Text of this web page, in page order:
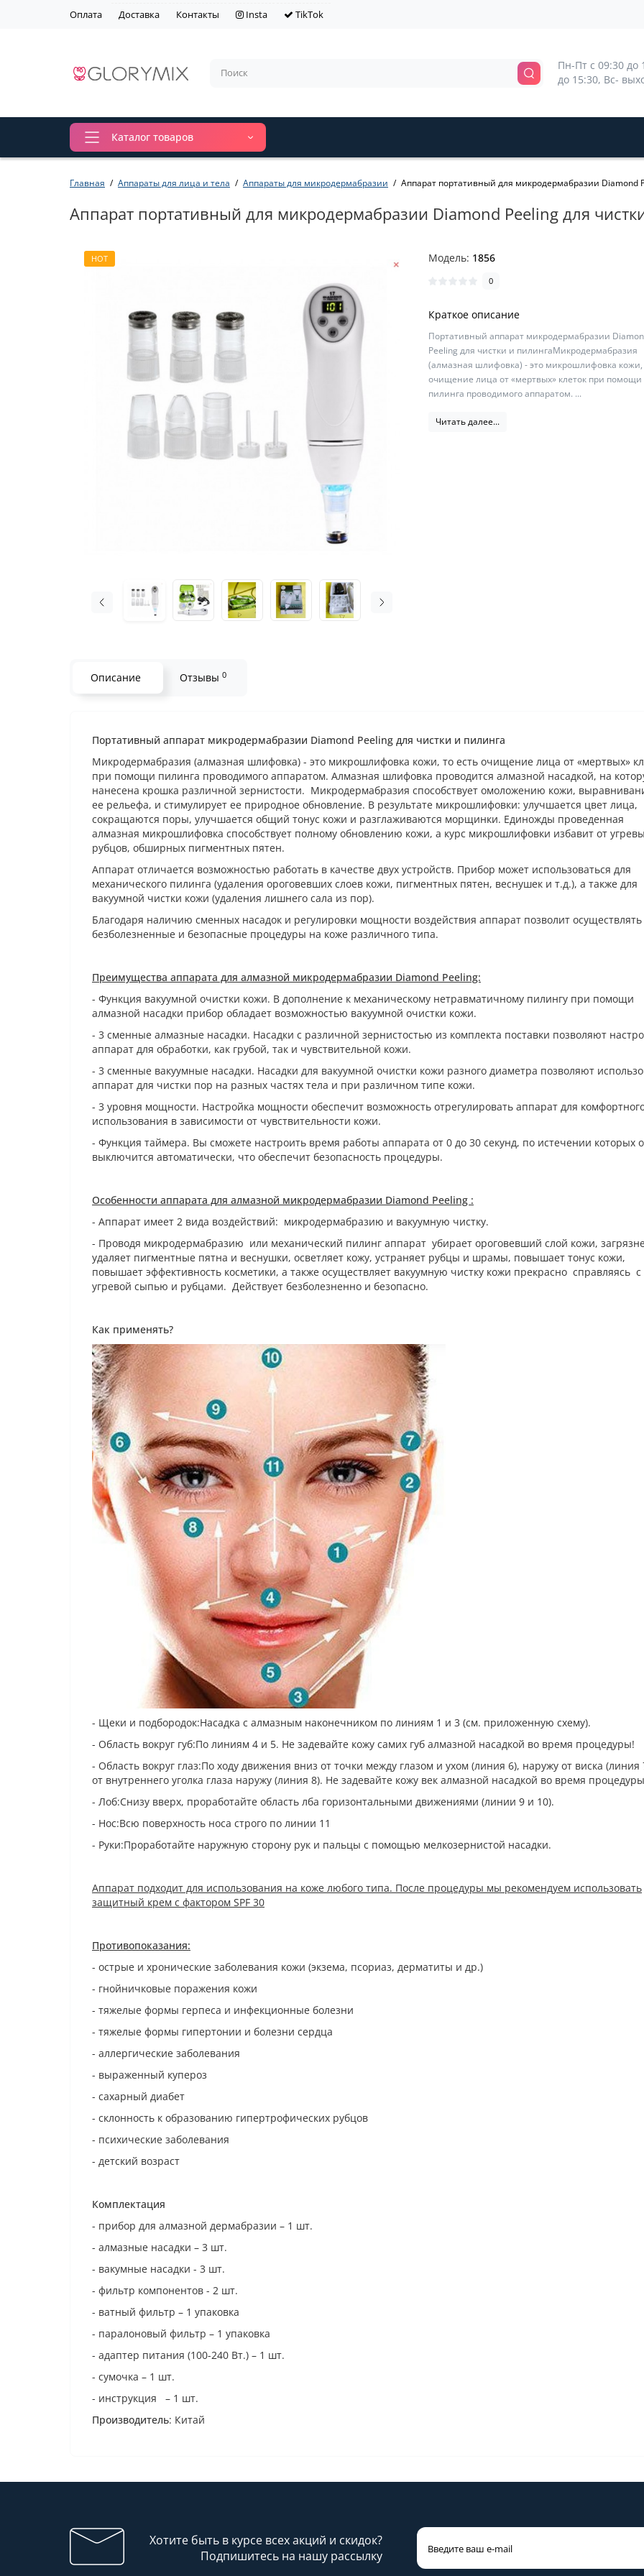
Оплата Доставка Контакты Insta TikTok
Пн-Пт с 09:30 до
до 15:30, Вс-
Каталог товаров
Главная Аппараты для лица и тела Аппараты для микродермабразии Аппарат портативный для микродермабразии Diamond
Аппарат портативный для микродермабразии Diamond Peeling для
HOT Модель: 1856
0
Краткое описание
Портативный аппарат микродермабразии
Peeling для чистки и пилингаМикродермабразия
(алмазная шлифовка) - это микрошлифовка кожи,
очищение лица от «мертвых» клеток при помощи
пилинга проводимого аппаратом. ...
Читать далее...
Описание Отзывы 0
Портативный аппарат микродермабразии Diamond Peeling для чистки и пилинга
Микродермабразия (алмазная шлифовка) - это микрошлифовка кожи, то есть очищение лица от «мертвых»
при помощи пилинга проводимого аппаратом. Алмазная шлифовка проводится алмазной насадкой, на
нанесена крошка различной зернистости. Микродермабразия способствует омоложению кожи,
ее рельефа, и стимулирует ее природное обновление. В результате микрошлифовки: улучшается цвет лица,
сокращаются поры, улучшается общий тонус кожи и разглаживаются морщинки. Единожды проведенная
алмазная микрошлифовка способствует полному обновлению кожи, а курс микрошлифовки избавит от
рубцов, обширных пигментных пятен.
Аппарат отличается возможностью работать в качестве двух устройств. Прибор может использоваться для
механического пилинга (удаления ороговевших слоев кожи, пигментных пятен, веснушек и т.д.), а также для
вакуумной чистки кожи (удаления лишнего сала из пор).
Благодаря наличию сменных насадок и регулировки мощности воздействия аппарат позволит осуществлять
безболезненные и безопасные процедуры на коже различного типа.
Преимущества аппарата для алмазной микродермабразии Diamond Peeling:
- Функция вакуумной очистки кожи. В дополнение к механическому нетравматичному пилингу при помощи
алмазной насадки прибор обладает возможностью вакуумной очистки кожи.
- 3 сменные алмазные насадки. Насадки с различной зернистостью из комплекта поставки позволяют
аппарат для обработки, как грубой, так и чувствительной кожи.
- 3 сменные вакуумные насадки. Насадки для вакуумной очистки кожи разного диаметра позволяют
аппарат для чистки пор на разных частях тела и при различном типе кожи.
- 3 уровня мощности. Настройка мощности обеспечит возможность отрегулировать аппарат для
использования в зависимости от чувствительности кожи.
- Функция таймера. Вы сможете настроить время работы аппарата от 0 до 30 секунд, по истечении которых
выключится автоматически, что обеспечит безопасность процедуры.
Особенности аппарата для алмазной микродермабразии Diamond Peeling :
- Аппарат имеет 2 вида воздействий: микродермабразию и вакуумную чистку.
- Проводя микродермабразию или механический пилинг аппарат убирает ороговевший слой кожи,
удаляет пигментные пятна и веснушки, осветляет кожу, устраняет рубцы и шрамы, повышает тонус кожи,
повышает эффективность косметики, а также осуществляет вакуумную чистку кожи прекрасно справляясь с
угревой сыпью и рубцами. Действует безболезненно и безопасно.
Как применять?
- Щеки и подбородок:Насадка с алмазным наконечником по линиям 1 и 3 (см. приложенную схему).
- Область вокруг губ:По линиям 4 и 5. Не задевайте кожу самих губ алмазной насадкой во время процедуры!
- Область вокруг глаз:По ходу движения вниз от точки между глазом и ухом (линия 6), наружу от виска (линия
от внутреннего уголка глаза наружу (линия 8). Не задевайте кожу век алмазной насадкой во время
- Лоб:Снизу вверх, проработайте область лба горизонтальными движениями (линии 9 и 10).
- Нос:Всю поверхность носа строго по линии 11
- Руки:Проработайте наружную сторону рук и пальцы с помощью мелкозернистой насадки.
Аппарат подходит для использования на коже любого типа. После процедуры мы рекомендуем использовать
защитный крем с фактором SPF 30
Противопоказания:
- острые и хронические заболевания кожи (экзема, псориаз, дерматиты и др.)
- гнойничковые поражения кожи
- тяжелые формы герпеса и инфекционные болезни
- тяжелые формы гипертонии и болезни сердца
- аллергические заболевания
- выраженный купероз
- сахарный диабет
- склонность к образованию гипертрофических рубцов
- психические заболевания
- детский возраст
Комплектация
- прибор для алмазной дермабразии – 1 шт.
- алмазные насадки – 3 шт.
- вакумные насадки - 3 шт.
- фильтр компонентов - 2 шт.
- ватный фильтр – 1 упаковка
- паралоновый фильтр – 1 упаковка
- адаптер питания (100-240 Вт.) – 1 шт.
- сумочка – 1 шт.
- инструкция – 1 шт.
Производитель: Китай
Хотите быть в курсе всех акций и скидок?
Подпишитесь на нашу рассылку